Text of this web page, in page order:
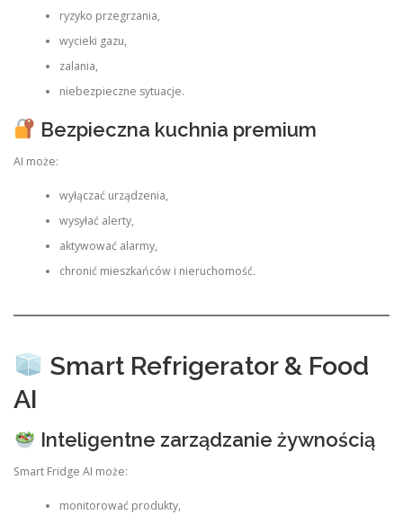
ryzyko przegrzania,
wycieki gazu,
zalania,
niebezpieczne sytuacje.
Bezpieczna kuchnia premium
AI może:
wyłączać urządzenia,
wysyłać alerty,
aktywować alarmy,
chronić mieszkańców i nieruchomość.
Smart Refrigerator & Food
AI
Inteligentne zarządzanie żywnością
Smart Fridge AI może:
monitorować produkty,